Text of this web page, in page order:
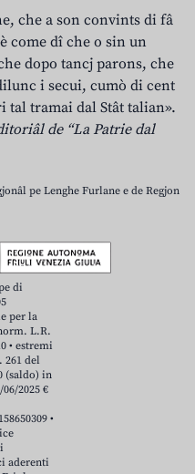
che a son convints di fâ
come dî che o sin un
dopo tancj parons, che
i secui, cumò di cent
tal tramai dal Stât talian».
de “La Patrie dal
pe Lenghe Furlane e de Regjon
di
per la
L.R.
• estremi
261 del
(saldo) in
2025 €
•
aderenti